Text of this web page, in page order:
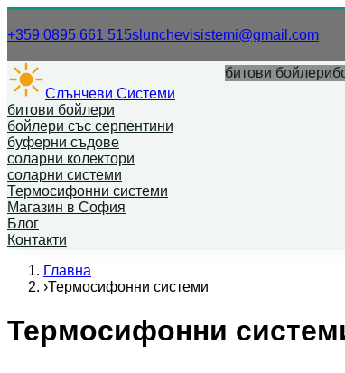
+359 0895 661 515Нашият телефонен номер.
slunchevisistemi@gmail.com
Слънчеви Системи
битови бойлери
битови бойлери
бойлери със серпентини
буферни съдове
соларни колектори
соларни системи
Термосифонни системи
Магазин в София
Блог
Контакти
Главна
›Термосифонни системи
Термосифонни